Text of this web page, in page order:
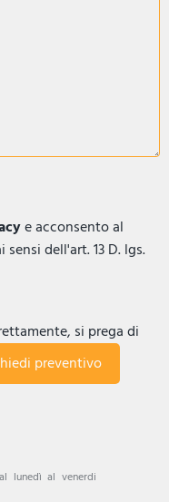
e acconsento al
dell'art. 13 D. lgs.
si prega di
lunedì al venerdi